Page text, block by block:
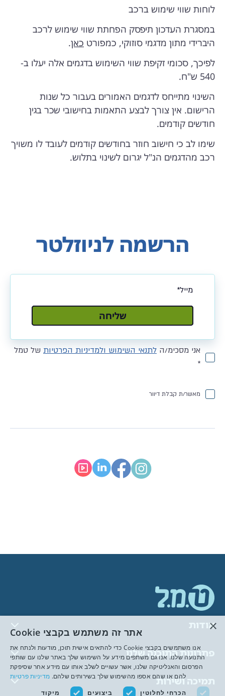
לוחות שווי שימוש ברכב
במסגרת העדכון תיפסק הפחתת שווי שימוש לרכב
היברידי מתון מדגמי סוזוקי, כמפורט כאן.
לפיכך, סכומי זקיפת שווי השימוש בדגמים אלה יעלו ב-
540 ש"ח.
השינוי מתייחס לדגמים האמורים בעבור כל שנות
הרישום. אין צורך לבצע התאמות בחישובי שכר בגין
חודשים קודמים.
שימו לב כי חישוב חוזר בחודשים קודמים לעובד לו משויך
רכב מהדגמים הנ"ל יגרום לשינוי בתלוש.
הרשמה לניוזלטר
מאשר/ת קבלת דיוור
שלח
שליחה
אני מסכימ/ה לתנאי השימוש ולמדיניות הפרטיות של טמל
*
אודות
פתרונות התוכנה שלנו
תמיכה ושירות
× אתר זה משתמש בקבצי Cookie
אנו משתמשים בקבצי Cookie כדי להתאים אישית תוכן, מודעות ולנתח את
התנועה שלנו. אנו גם משתפים מידע על השימוש שלך באתר שלנו עם שותפי
הפרסום והאנליטיקה שלנו, אשר עשויים לשלב אותו עם מידע אחר שסיפקת
להם או שהם אספו מהשימוש שלך בשירותים שלהם. מדיניות פרטיות
הכרחי לחלוטין
ביצועים מיקוד